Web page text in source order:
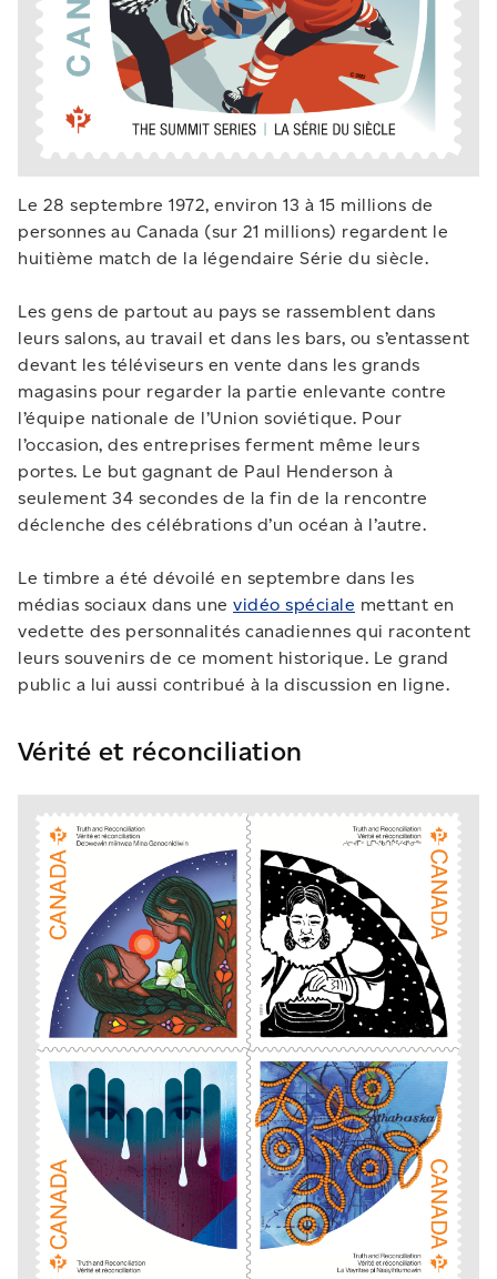
Le 28 septembre 1972, environ 13 à 15 millions de
personnes au Canada (sur 21 millions) regardent le
huitième match de la légendaire Série du siècle.
Les gens de partout au pays se rassemblent dans
leurs salons, au travail et dans les bars, ou s’entassent
devant les téléviseurs en vente dans les grands
magasins pour regarder la partie enlevante contre
l’équipe nationale de l’Union soviétique. Pour
l’occasion, des entreprises ferment même leurs
portes. Le but gagnant de Paul Henderson à
seulement 34 secondes de la fin de la rencontre
déclenche des célébrations d’un océan à l’autre.
Le timbre a été dévoilé en septembre dans les
médias sociaux dans une vidéo spéciale mettant en
vedette des personnalités canadiennes qui racontent
leurs souvenirs de ce moment historique. Le grand
public a lui aussi contribué à la discussion en ligne.
Vérité et réconciliation